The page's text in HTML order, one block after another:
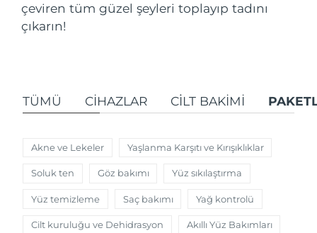
çeviren tüm güzel şeyleri toplayıp tadını
çıkarın!
TÜMÜ CIHAZLAR CİLT BAKIMI
Akne ve Lekeler Yaşlanma Karşıtı ve Kırışıklıklar
Soluk ten Göz bakımı Yüz sıkılaştırma
Yüz temizleme Saç bakımı Yağ kontrolü
Cilt kuruluğu ve Dehidrasyon Akıllı Yüz Bakımları
POPÜLER
Özel teklifler Çok satanlar
Birleşik Krallık Tahmini teslim tarihi8/8/26
Fransa Tahmini teslim tarihi 8/8/26
Almanya Tahmini teslim tarihi
Kanada Tahmini teslim tarihi